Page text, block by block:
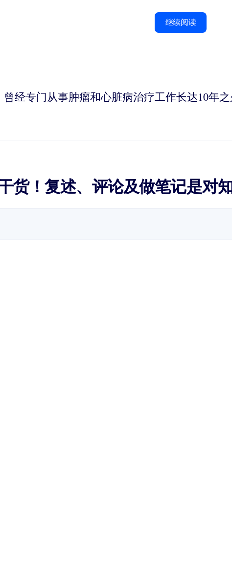
继续阅读
曾经专门从事肿瘤和心脏病治疗工作长达10年
货！复述、评论及做笔记是对